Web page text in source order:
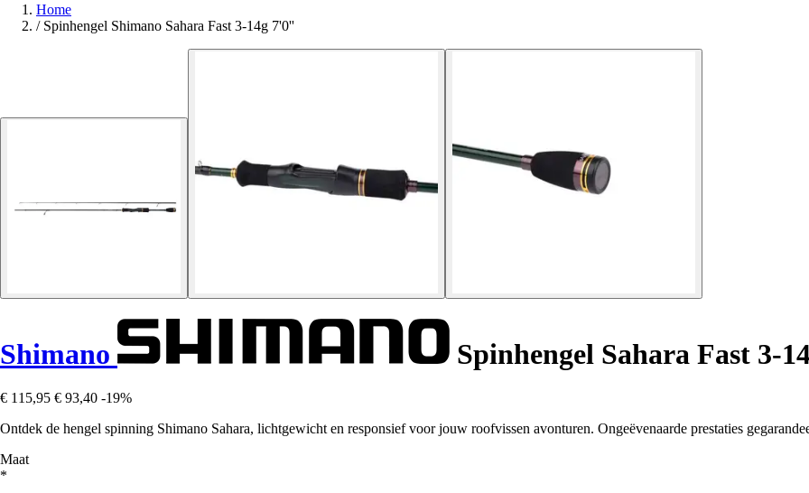
Home
/ Spinhengel Shimano Sahara Fast 3-14g 7'0''
Shimano Spinhengel Sahara Fast 3-
€ 115,95 € 93,40 -19%
Ontdek de hengel spinning Shimano Sahara, lichtgewicht en responsief voor jouw roofvissen avonturen. Ongeëvenaarde prestaties
Maat
*